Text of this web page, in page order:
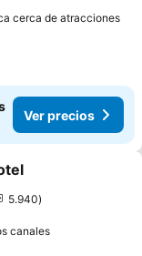
cerca de atracciones
Ver precios
5.940
canales